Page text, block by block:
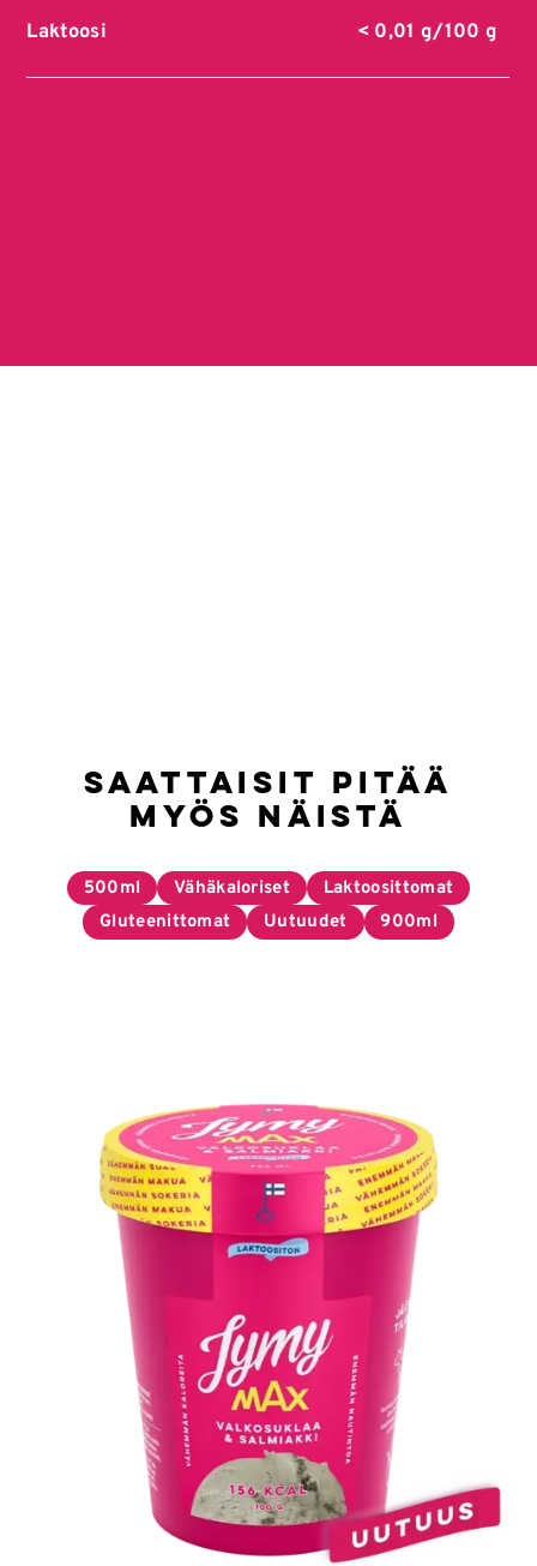
Laktoosi < 0,01 g/100 g
Saattaisit pitää
myös näistä
500ml Vähäkaloriset
Laktoosittomat
Gluteenittomat
Uutuudet 900ml